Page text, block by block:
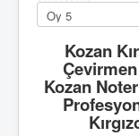
Lütfen
oylayın
Kozan
Kozan